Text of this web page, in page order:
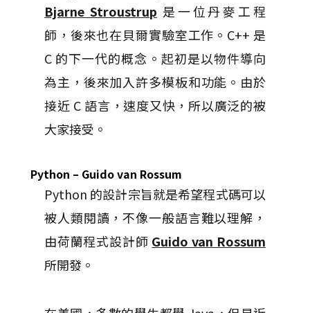
Bjarne Stroustrup 是一位丹麥工程
師，後來也在貝爾實驗室工作。C++ 是
C 的下一代的概念。起初是以物件導向
為主，後來加入許多模板和功能。由於
接近 C 語言，速度又快，所以廣泛的被
大家接受。
Python – Guido van Rossum
Python 的設計宗旨就是希望程式碼可以
被人類閱讀，不像一般語言難以理解，
由荷蘭程式設計師 Guido van Rossum
所開發。